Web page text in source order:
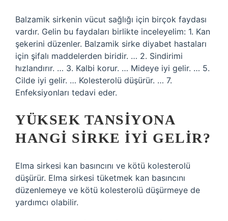
Balzamik sirkenin vücut sağlığı için birçok faydası
vardır. Gelin bu faydaları birlikte inceleyelim: 1. Kan
şekerini düzenler. Balzamik sirke diyabet hastaları
için şifalı maddelerden biridir. … 2. Sindirimi
hızlandırır. … 3. Kalbi korur. … Mideye iyi gelir. … 5.
Cilde iyi gelir. … Kolesterolü düşürür. … 7.
Enfeksiyonları tedavi eder.
YÜKSEK TANSIYONA
HANGI SIRKE IYI GELIR?
Elma sirkesi kan basıncını ve kötü kolesterolü
düşürür. Elma sirkesi tüketmek kan basıncını
düzenlemeye ve kötü kolesterolü düşürmeye de
yardımcı olabilir.